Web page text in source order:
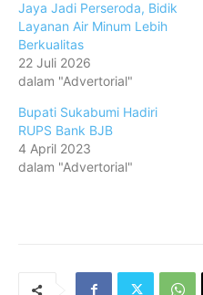
Jaya Jadi Perseroda, Bidik
Layanan Air Minum Lebih
Berkualitas
22 Juli 2026
dalam "Advertorial"
Bupati Sukabumi Hadiri
RUPS Bank BJB
4 April 2023
dalam "Advertorial"